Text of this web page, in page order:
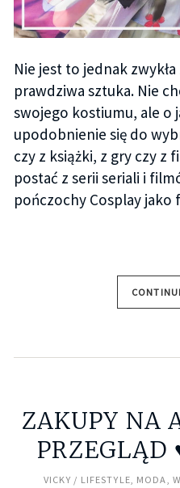
Nie jest to jednak
prawdziwa sztuka. Nie
swojego kostiumu, ale o
upodobnienie się do
czy z książki, z gry czy z
postać z serii seriali i
pończochy Cosplay
ZAKUPY NA
PRZEGLĄD
VICKY LIFESTYLE, MODA,